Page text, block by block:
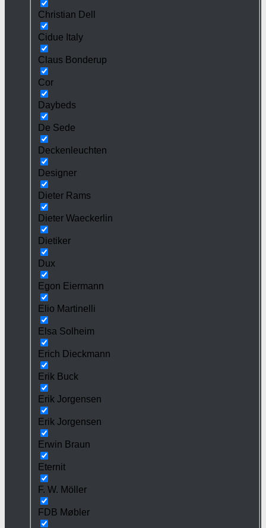
Christian Dell
Cidue Italy
Claus Bonderup
Cor
Daybeds
De Sede
Deckenleuchten
Designer
Dieter Rams
Dieter Waeckerlin
Dietiker
Dux
Egon Eiermann
Elio Martinelli
Elsa Solheim
Erich Dieckmann
Erik Buck
Erik Jorgensen
Erik Jorgensen
Erwin Braun
Eternit
F. W. Möller
FDB Møbler